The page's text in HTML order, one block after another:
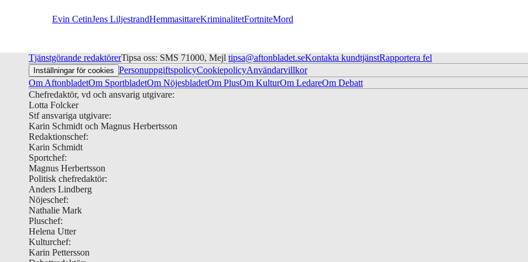
Evin CetinJens LiljestrandHemmasittareKriminalitetFortniteMord
Tjänstgörande redaktörerTipsa oss: SMS 71000, Mejl tipsa@aftonbladet.seKontakta kundtjänstRapportera fel
Inställningar för cookies PersonuppgiftspolicyCookiepolicyAnvändarvillkor
Om AftonbladetOm SportbladetOm NöjesbladetOm PlusOm KulturOm LedareOm Debatt
Chefredaktör, vd och ansvarig utgivare:
Lotta Folcker
Stf ansvariga utgivare:
Karin Schmidt och Magnus Herbertsson
Redaktionschef:
Karin Schmidt
Sportchef:
Magnus Herbertsson
Politisk chefredaktör:
Anders Lindberg
Nöjeschef:
Nathalie Mark
Pluschef:
Helena Utter
Kulturchef:
Karin Pettersson